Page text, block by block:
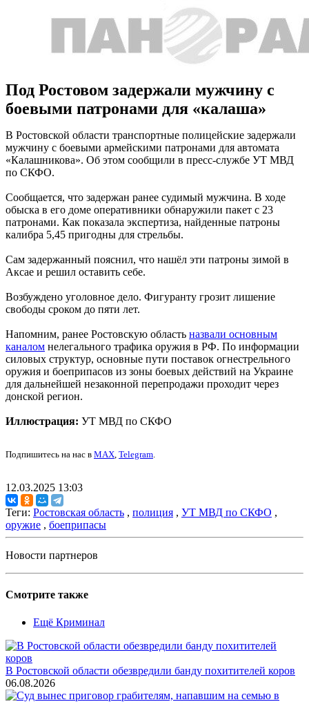
Под Ростовом задержали мужчину с
боевыми патронами для «калаша»
В Ростовской области транспортные полицейские задержали
мужчину с боевыми армейскими патронами для автомата
«Калашникова». Об этом сообщили в пресс-службе УТ МВД
по СКФО.
Сообщается, что задержан ранее судимый мужчина. В ходе
обыска в его доме оперативники обнаружили пакет с 23
патронами. Как показала экспертиза, найденные патроны
калибра 5,45 пригодны для стрельбы.
Сам задержанный пояснил, что нашёл эти патроны зимой в
Аксае и решил оставить себе.
Возбуждено уголовное дело. Фигуранту грозит лишение
свободы сроком до пяти лет.
Напомним, ранее Ростовскую область назвали основным
каналом нелегального трафика оружия в РФ. По информации
силовых структур, основные пути поставок огнестрельного
оружия и боеприпасов из зоны боевых действий на Украине
для дальнейшей незаконной перепродажи проходит через
донской регион.
Иллюстрация: УТ МВД по СКФО
Подпишитесь на нас в MAX, Telegram.
12.03.2025 13:03
Теги: Ростовская область , полиция , УТ МВД по СКФО ,
оружие , боеприпасы
Новости партнеров
Смотрите также
Ещё Криминал
В Ростовской области обезвредили банду похитителей коров
06.08.2026